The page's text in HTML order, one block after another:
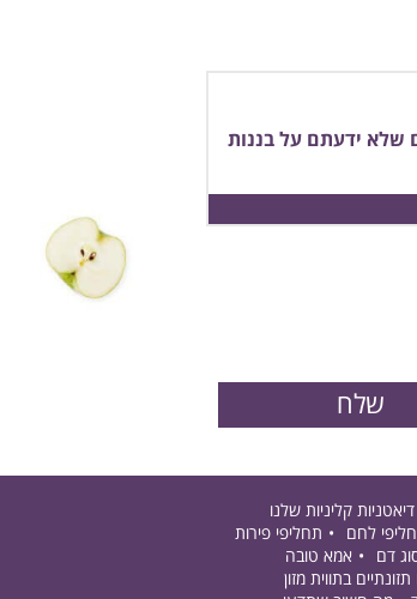
דיאטניות קליניות שלנו
לחם
תחליפי פירות
דם
אמא טובה
בתווית מזון